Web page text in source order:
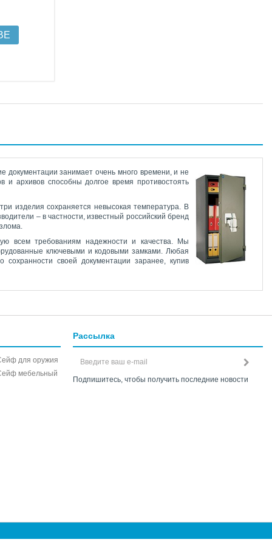
документации занимает очень много времени, и не
и архивов способны долгое время противостоять
изделия сохраняется невысокая температура. В
– в частности, известный российский бренд
всем требованиям надежности и качества. Мы
ключевыми и кодовыми замками. Любая
своей документации заранее, купив
для оружия
мебельный
Рассылка
Подпишитесь, чтобы получить последние новости